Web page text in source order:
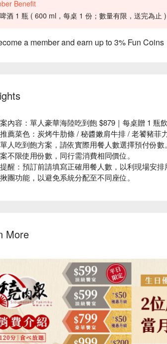
Benefit
酒 1 瓶 ( 600 ml，每桌 1 份；數量有限，送完為止 )
a member and earn up to 3% Fun Coins
內容：單人豪華海陸吃到飽 $879｜每桌贈 1 瓶飲
推薦菜色：炭烤牛肋條 / 秘醬嫩肩牛排 / 老饕豬菲
人吃到飽方案，請依實際用餐人數選擇預付份數。
不限使用份數，同行需消費相同價位。
提醒：預訂前請填寫正確用餐人數，以利現場安
團功能，以避免系統分配至不同座位。
More